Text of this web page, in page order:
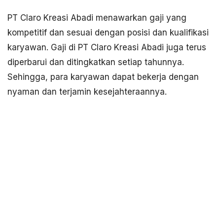
PT Claro Kreasi Abadi menawarkan gaji yang
kompetitif dan sesuai dengan posisi dan kualifikasi
karyawan. Gaji di PT Claro Kreasi Abadi juga terus
diperbarui dan ditingkatkan setiap tahunnya.
Sehingga, para karyawan dapat bekerja dengan
nyaman dan terjamin kesejahteraannya.